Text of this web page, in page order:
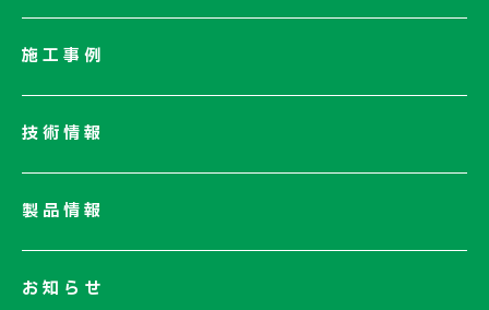
ネットワーク
電子公告
施工事例
技術情報
製品情報
お知らせ